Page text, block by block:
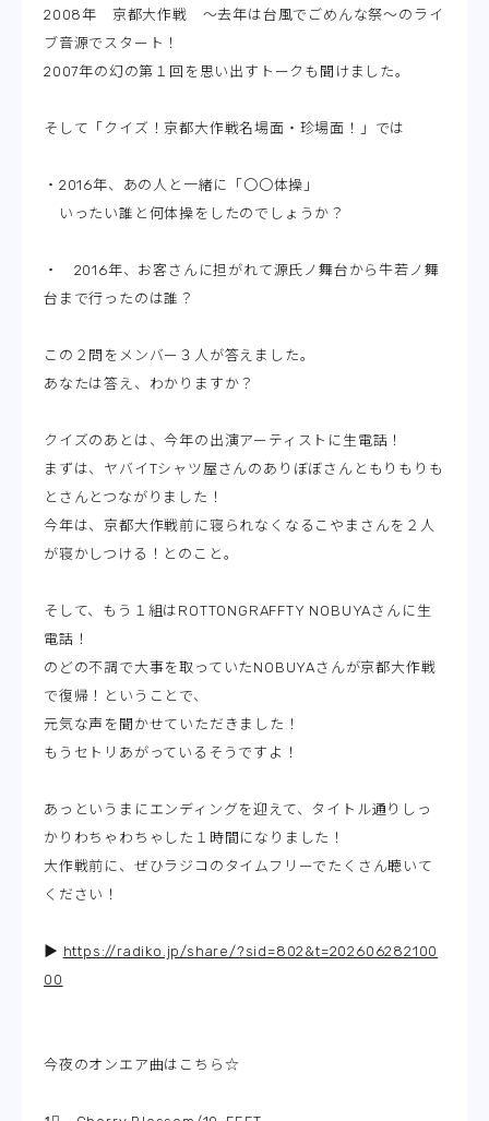
2008年 京都大作戦 〜去年は台風でごめんな祭〜のライ
ブ音源でスタート！
2007年の幻の第１回を思い出すトークも聞けました。
そして「クイズ！京都大作戦名場面・珍場面！」では
・2016年、あの人と一緒に「〇〇体操」
いったい誰と何体操をしたのでしょうか？
・ 2016年、お客さんに担がれて源氏ノ舞台から牛若ノ舞
台まで行ったのは誰？
この２問をメンバー３人が答えました。
あなたは答え、わかりますか？
クイズのあとは、今年の出演アーティストに生電話！
まずは、ヤバイTシャツ屋さんのありぼぼさんともりもりも
とさんとつながりました！
今年は、京都大作戦前に寝られなくなるこやまさんを２人
が寝かしつける！とのこと。
そして、もう１組はROTTONGRAFFTY NOBUYAさんに生
電話！
のどの不調で大事を取っていたNOBUYAさんが京都大作戦
で復帰！ということで、
元気な声を聞かせていただきました！
もうセトリあがっているそうですよ！
あっというまにエンディングを迎えて、タイトル通りしっ
かりわちゃわちゃした１時間になりました！
大作戦前に、ぜひラジコのタイムフリーでたくさん聴いて
ください！
▶ https://radiko.jp/share/?sid=802&t=202606282100
00
今夜のオンエア曲はこちら☆